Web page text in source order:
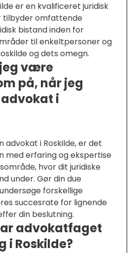
er en kvalificeret juridisk
tilbyder omfattende
bistand inden for
til enkeltpersoner og
og dets omegn.
være
på, når jeg
i
advokat i Roskilde, er det
med erfaring og ekspertise
hvor dit juridiske
under. Gør din due
forskellige
succesrate for lignende
din beslutning.
advokatfaget
i Roskilde?